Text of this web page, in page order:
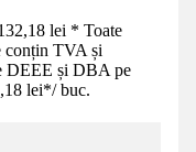
lei * Toate
conțin TVA și
DEEE și DBA pe
lei*/ buc.